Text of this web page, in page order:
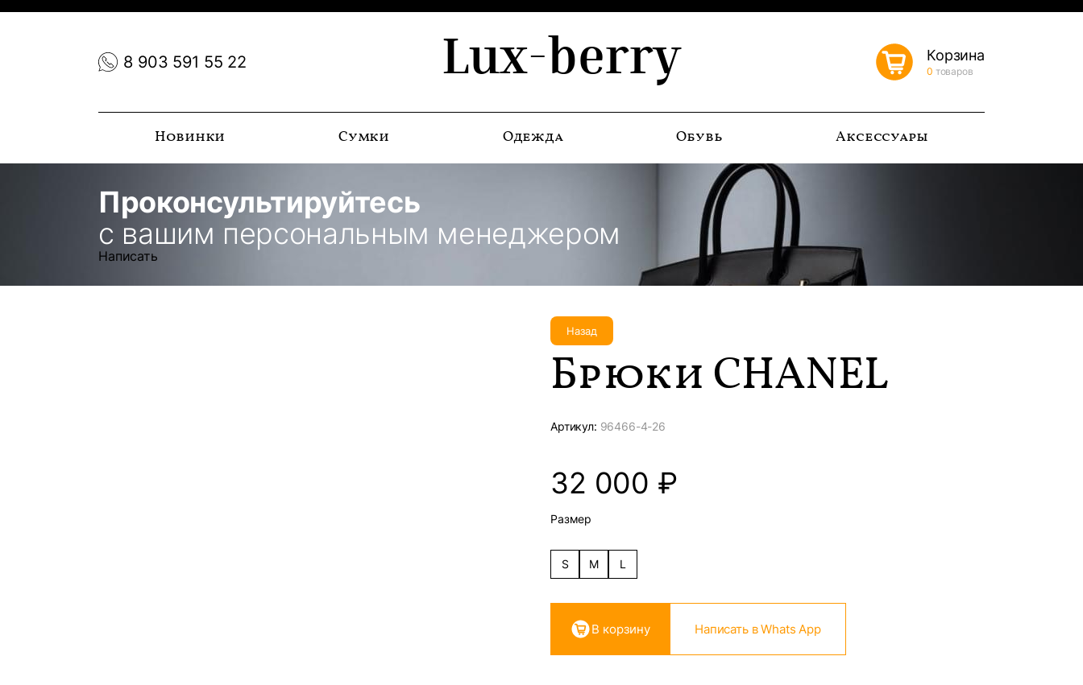
8 903 591 55 22 Lux-berry Корзина
0 товаров
Новинки Сумки Одежда Обувь Аксессуары
Проконсультируйтесь
с вашим персональным менеджером
Написать
Назад
Брюки CHANEL
Артикул: 96466-4-26
32 000 ₽
Размер
S M L
В корзину Написать в Whats App